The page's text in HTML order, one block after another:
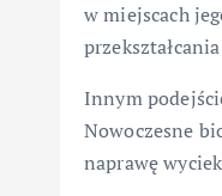
w miejscach
Innym
Nowoczesne
naprawę